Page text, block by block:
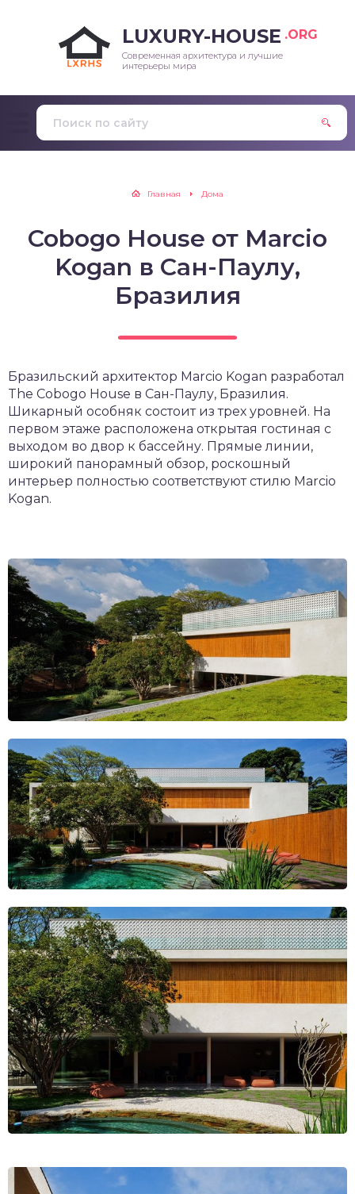
LUXURY-HOUSE .ORG
Современная архитектура и лучшие
интерьеры мира
Главная Дома
Cobogo House от Marcio
Kogan в Сан-Паулу,
Бразилия
Бразильский архитектор Marcio Kogan разработал
The Cobogo House в Сан-Паулу, Бразилия.
Шикарный особняк состоит из трех уровней. На
первом этаже расположена открытая гостиная с
выходом во двор к бассейну. Прямые линии,
широкий панорамный обзор, роскошный
интерьер полностью соответствуют стилю Marcio
Kogan.